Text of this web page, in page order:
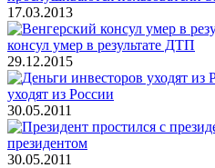
17.03.2013
консул умер в результате ДТП
29.12.2015
уходят из России
30.05.2011
президентом
30.05.2011